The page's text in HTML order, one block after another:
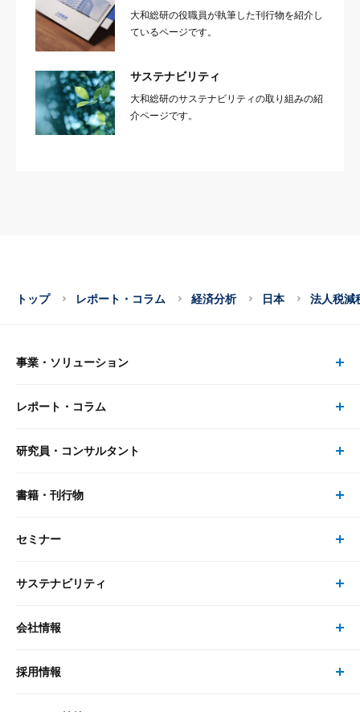
大和総研の役職員が執筆した刊行物を紹介し
ているページです。
サステナビリティ
大和総研のサステナビリティの取り組みの紹
介ページです。
トップ レポート・コラム 経済分析 日本 法人税減
事業・ソリューション
事業・ソリューション トップ
リサーチ
大和総研の強み
レポート・コラム
レポート・コラム トップ
最新のレポート・コラム
研究員・コンサルタント
研究員・コンサルタント トップ
研究員
書籍・刊行物
書籍・刊行物 トップ
書籍
セミナー
セミナー トップ
現在受付中のセミナー・イベント
サステナビリティ
サステナビリティの取り組み
次世代社会への貢献
会社情報
会社情報 トップ
採用情報